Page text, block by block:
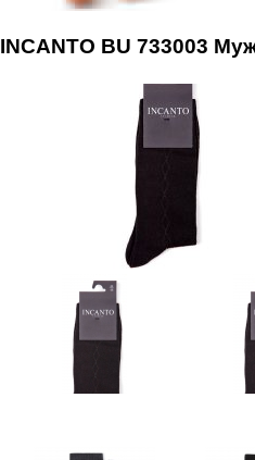
INCANTO BU 733003